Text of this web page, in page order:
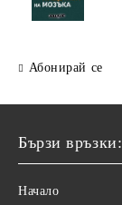
Абонирай се
Бързи връзки:
Начало